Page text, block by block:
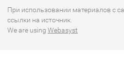
При использовании материалов с
ссылки на источник.
We are using Webasyst